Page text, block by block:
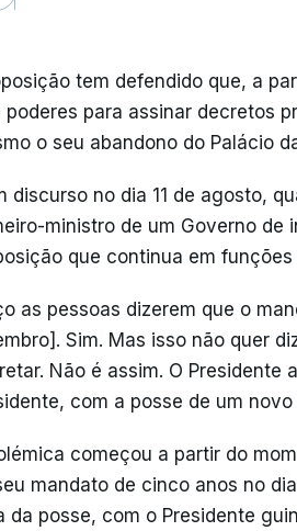
tem defendido que, a
poderes para assinar decretos
o seu abandono do Palácio
discurso no dia 11 de agosto,
ministro de um Governo de
que continua em
as pessoas dizerem que o
Sim. Mas isso não quer
Não é assim. O
com a posse de um
começou a partir do
mandato de cinco anos no
da posse, com o Presidente